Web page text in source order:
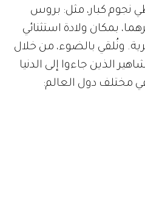
نجوم كبار، مثل: بروس
بمكان ولادة استثنائي
ونُلقي بالضوء، من خلال
الذين جاءوا إلى الدنيا
مختلف دول العالم: